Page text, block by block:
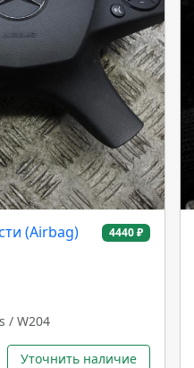
(Airbag) 4440 ₽
/ W204
Уточнить наличие